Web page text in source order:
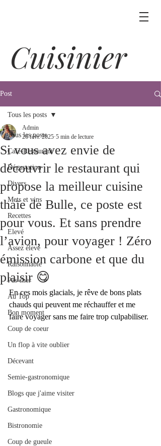
Cuisinier
Post
Tous les posts
Café-Restaurant
Dégustation
Divers
Mets et vins
Recettes
Elevé
Assez élevé
Raisonnable
Pas cher
Au Top
Bon moment
Coup de coeur
Un flop à vite oublier
Décevant
Semie-gastronomique
Blogs que j'aime visiter
Gastronomique
Bistronomie
Coup de gueule
Tous les posts
Si vous avez envie de
découvrir le restaurant qui
propose la meilleur cuisine
thaïe de Bulle, ce poste est
pour vous. Et sans prendre
l’avion, pour voyager ! Zéro
émission carbone et que du
plaisir 😋
Admin
26 févr. 2025 5 min de lecture
En ces mois glacials, je rêve de bons plats
chauds qui peuvent me réchauffer et me
faire voyager sans me faire trop culpabiliser.